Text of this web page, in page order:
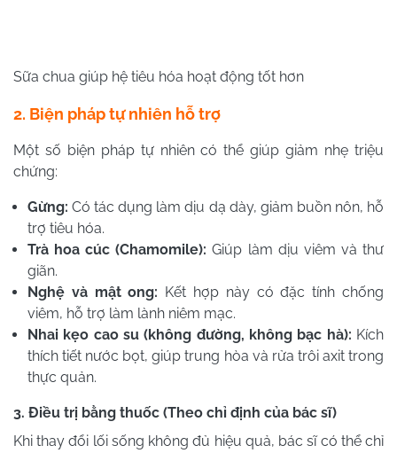
Sữa chua giúp hệ tiêu hóa hoạt động tốt hơn
2. Biện pháp tự nhiên hỗ trợ
Một số biện pháp tự nhiên có thể giúp giảm nhẹ triệu
chứng:
Gừng: Có tác dụng làm dịu dạ dày, giảm buồn nôn, hỗ
trợ tiêu hóa.
Trà hoa cúc (Chamomile): Giúp làm dịu viêm và thư
giãn.
Nghệ và mật ong: Kết hợp này có đặc tính chống
viêm, hỗ trợ làm lành niêm mạc.
Nhai kẹo cao su (không đường, không bạc hà): Kích
thích tiết nước bọt, giúp trung hòa và rửa trôi axit trong
thực quản.
3. Điều trị bằng thuốc (Theo chỉ định của bác sĩ)
Khi thay đổi lối sống không đủ hiệu quả, bác sĩ có thể chỉ